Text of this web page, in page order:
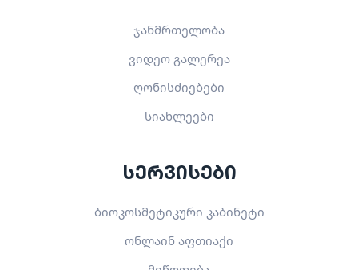
ჯანმრთელობა
ვიდეო გალერეა
ღონისძიებები
სიახლეები
სერვისები
ბიოკოსმეტიკური კაბინეტი
ონლაინ აფთიაქი